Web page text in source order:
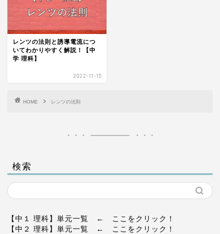
レンツの法則と誘導電流につ
いてわかりやすく解説！【中
学 理科】
2022-11-15
HOME レンツの法則
検索
【中１ 理科】単元一覧 ← ここをクリック！
【中２ 理科】単元一覧 ← ここをクリック！